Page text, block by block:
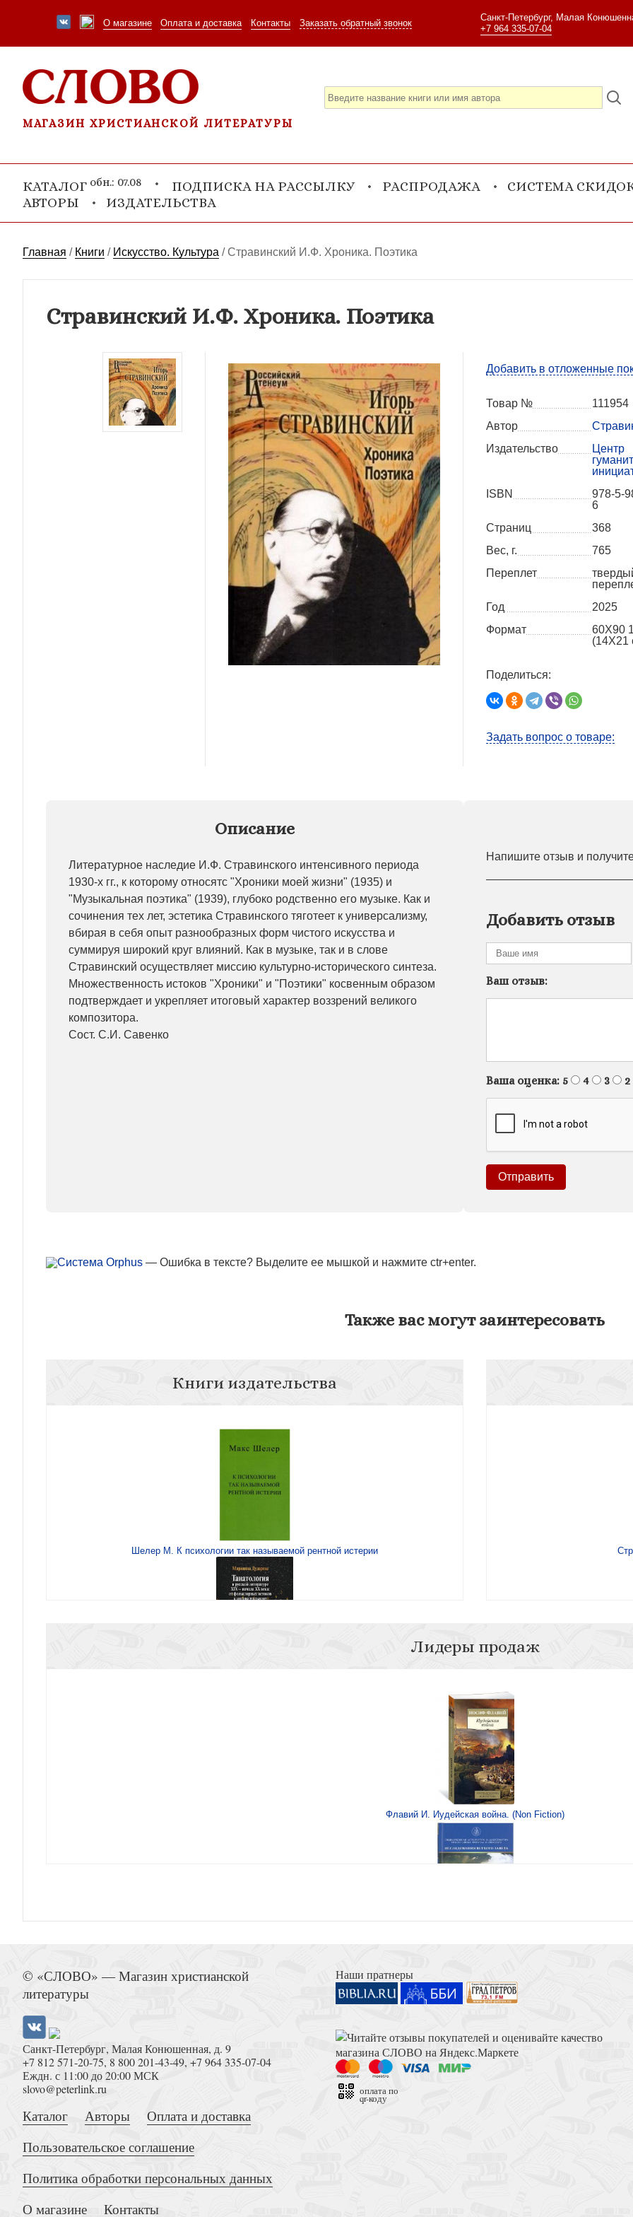
О магазине Оплата и доставка Контакты Заказать обратный звонок
Санкт-Петербург, Малая
+7 964 335-07-04
МАГАЗИН ХРИСТИАНСКОЙ ЛИТЕРАТУРЫ
КАТАЛОГ обн.: 07.08 ПОДПИСКА НА РАССЫЛКУ РАСПРОДАЖА
СИСТЕМА
АВТОРЫ
ИЗДАТЕЛЬСТВА
Главная / Книги / Искусство. Культура /Стравинский И.Ф. Хроника. Поэтика
Стравинский И.Ф. Хроника. Поэтика
Добавить в отложенные
Товар №
111954
Автор
Издательство
Центр
ISBN
978-5-
6
Страниц
368
Вес, г.
765
Переплет
Год
2025
Формат
60X90
(14Х21
Поделиться:
Задать вопрос о товаре:
Описание
Литературное наследие И.Ф. Стравинского интенсивного периода
1930-х гг., к которому относятс "Хроники моей жизни" (1935) и
"Музыкальная поэтика" (1939), глубоко родственно его музыке. Как и
сочинения тех лет, эстетика Стравинского тяготеет к универсализму,
вбирая в себя опыт разнообразных форм чистого искусства и
суммируя широкий круг влияний. Как в музыке, так и в слове
Стравинский осуществляет миссию культурно-исторического синтеза.
Множественность истоков "Хроники" и "Поэтики" косвенным образом
подтверждает и укрепляет итоговый характер воззрений великого
композитора.
Сост. С.И. Савенко
Напишите отзыв и
Добавить отзыв
Ваш отзыв:
Ваша оценка: 5 4 3 2
— Ошибка в тексте? Выделите ее мышкой и нажмите ctr+enter.
Также вас могут заинтересовать
Книги издательства
Шелер М. К психологии так называемой рентной истерии
Великовский С.И. В поисках утраченного смысла. Очерки литературы
Тогоева О.И. Еретичка, ставшая святой. Две жизни Жанны д Арк
Лидеры продаж
Флавий И. Иудейская война. (Non Fiction)
Книга Иисуса Навина
Достоевский Ф.М. Сила и правда России (2024)
© «СЛОВО» — Магазин христианской
литературы
Санкт-Петербург, Малая Конюшенная, д. 9
+7 812 571-20-75, 8 800 201-43-49, +7 964 335-07-04
Еждн. с 11:00 до 20:00 МСК
slovo@peterlink.ru
Каталог Авторы
Оплата и доставка
Пользовательское соглашение
Политика обработки персональных данных
О магазине
Контакты
Наши пратнеры
оплата по
qr-коду